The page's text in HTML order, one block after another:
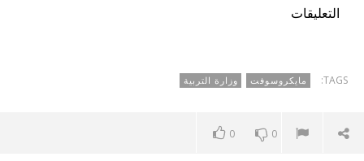
التعليقات
TAGS: مايكروسوفت وزارة التربية
0 0